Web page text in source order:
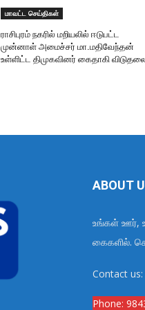
மாவட்ட செய்திகள்
ராசிபுரம் நகரில் மறியலில் ஈடுபட்ட
முன்னாள் அமைச்சர் மா.மதிவேந்தன்
உள்ளிட்ட திமுகவினர் கைதாகி
ABOUT
உங்கள் ஊர்,
கைகளில்.
Contact us:
Phone: